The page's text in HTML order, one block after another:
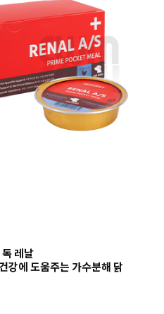
레날
에 도움주는 가수분해 닭